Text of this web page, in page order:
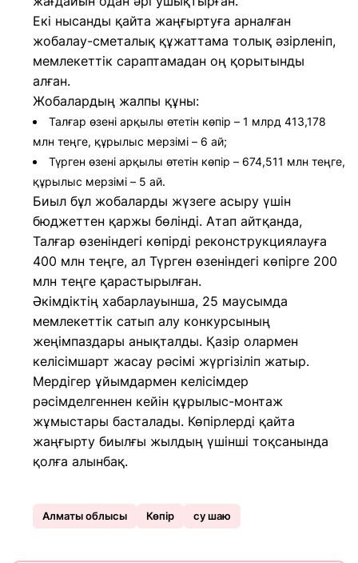
Екі нысанды қайта жаңғыртуға арналған
жобалау-сметалық құжаттама толық әзірленіп,
мемлекеттік сараптамадан оң қорытынды
алған.
Жобалардың жалпы құны:
Талғар өзені арқылы өтетін көпір – 1 млрд 413,178
млн теңге, құрылыс мерзімі – 6 ай;
Түрген өзені арқылы өтетін көпір – 674,511 млн теңге,
құрылыс мерзімі – 5 ай.
Биыл бұл жобаларды жүзеге асыру үшін
бюджеттен қаржы бөлінді. Атап айтқанда,
Талғар өзеніндегі көпірді реконструкциялауға
400 млн теңге, ал Түрген өзеніндегі көпірге 200
млн теңге қарастырылған.
Әкімдіктің хабарлауынша, 25 маусымда
мемлекеттік сатып алу конкурсының
жеңімпаздары анықталды. Қазір олармен
келісімшарт жасау рәсімі жүргізіліп жатыр.
Мердігер ұйымдармен келісімдер
рәсімделгеннен кейін құрылыс-монтаж
жұмыстары басталады. Көпірлерді қайта
жаңғырту биылғы жылдың үшінші тоқсанында
қолға алынбақ.
Алматы облысы Көпір су шаю